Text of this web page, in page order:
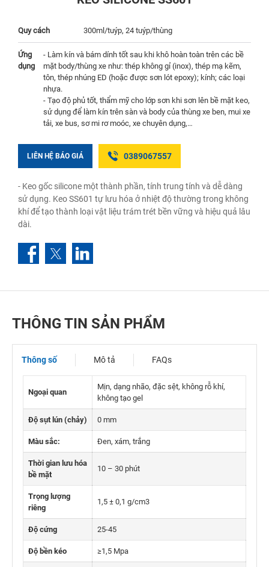
Quy cách 300ml/tuýp, 24 tuýp/thùng
Ứng
dụng
- Làm kín và bám dính tốt sau khi khô hoàn toàn trên các bề
mặt body/thùng xe như: thép không gỉ (inox), thép mạ kẽm,
tôn, thép nhúng ED (hoặc được sơn lót epoxy); kính; các loại
nhựa.
- Tạo độ phủ tốt, thẩm mỹ cho lớp sơn khi sơn lên bề mặt keo,
sử dụng để làm kín trên sàn và body của thùng xe ben, mui xe
tải, xe bus, sơ mi rơ moóc, xe chuyên dụng,…
LIÊN HỆ BÁO GIÁ 0389067557
- Keo gốc silicone một thành phần, tính trung tính và dễ dàng
sử dụng. Keo SS601 tự lưu hóa ở nhiệt độ thường trong không
khí để tạo thành loại vật liệu trám trét bền vững và hiệu quả lâu
dài.
THÔNG TIN SẢN PHẨM
Thông số Mô tả FAQs
Ngoại quan
Mịn, dạng nhão, đặc sệt, không rỗ khí,
không tạo gel
Độ sụt lún (chảy) 0 mm
Màu sắc: Đen, xám, trắng
Thời gian lưu hóa
bề mặt
10 – 30 phút
Trọng lượng
riêng
1,5 ± 0,1 g/cm3
Độ cứng 25-45
Độ bền kéo ≥1,5 Mpa